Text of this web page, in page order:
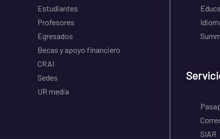
Estudiantes
Profesores
Egresados
Becas y apoyo financiero
CRAI
Sedes
UR media
SIAR